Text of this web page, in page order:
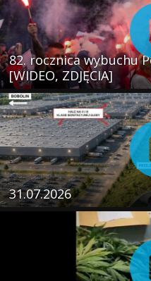
82. rocznica wybuchu
[WIDEO, ZDJĘCIA]
31.07.2026